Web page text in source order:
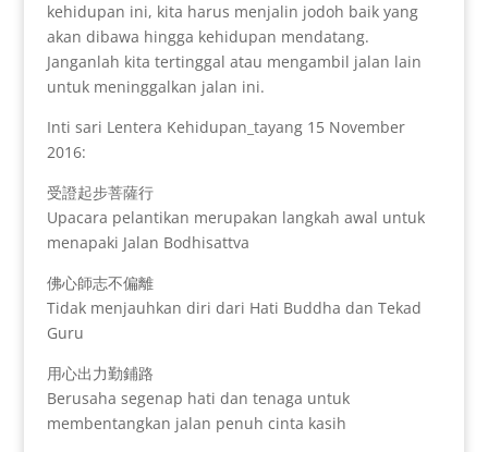
kehidupan ini, kita harus menjalin jodoh baik yang
akan dibawa hingga kehidupan mendatang.
Janganlah kita tertinggal atau mengambil jalan lain
untuk meninggalkan jalan ini.
Inti sari Lentera Kehidupan_tayang 15 November
2016:
受證起步菩薩行
Upacara pelantikan merupakan langkah awal untuk
menapaki Jalan Bodhisattva
佛心師志不偏離
Tidak menjauhkan diri dari Hati Buddha dan Tekad
Guru
用心出力勤鋪路
Berusaha segenap hati dan tenaga untuk
membentangkan jalan penuh cinta kasih